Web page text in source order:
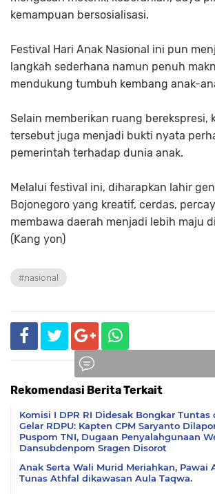
kemampuan bersosialisasi.
Festival Hari Anak Nasional ini pun
langkah sederhana namun penuh
mendukung tumbuh kembang anak-
Selain memberikan ruang berekspresi,
tersebut juga menjadi bukti nyata
pemerintah terhadap dunia anak.
Melalui festival ini, diharapkan lahir
Bojonegoro yang kreatif, cerdas,
membawa daerah menjadi lebih maju
(Kang yon)
#nasional
Rekomendasi Berita Terkait
Komisi I DPR RI Didesak Bongkar Tuntas
Gelar RDPU: Kapten CPM Saryanto
Puspom TNI, Dugaan Penyalahgunaan
Dansubdenpom Sragen Disorot
Anak Serta Wali Murid Meriahkan, Pawai
Tunas Athfal dikawasan Aula Taqwa.